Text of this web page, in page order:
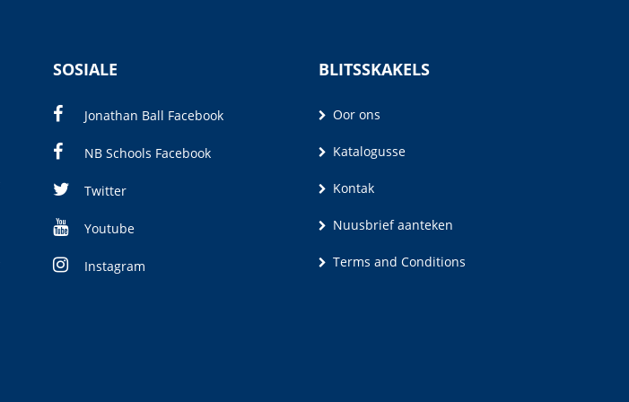
SOSIALE
Jonathan Ball Facebook
NB Schools Facebook
Twitter
Youtube
Instagram
BLITSSKAKELS
Oor ons
Katalogusse
Kontak
Nuusbrief aanteken
Terms and Conditions